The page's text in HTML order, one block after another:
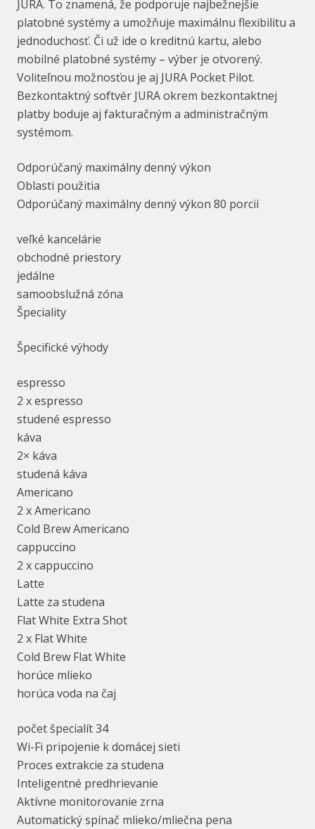
JURA. To znamená, že podporuje najbežnejšie
platobné systémy a umožňuje maximálnu flexibilitu a
jednoduchosť. Či už ide o kreditnú kartu, alebo
mobilné platobné systémy – výber je otvorený.
Voliteľnou možnosťou je aj JURA Pocket Pilot.
Bezkontaktný softvér JURA okrem bezkontaktnej
platby boduje aj fakturačným a administračným
systémom.
Odporúčaný maximálny denný výkon
Oblasti použitia
Odporúčaný maximálny denný výkon 80 porcií
veľké kancelárie
obchodné priestory
jedálne
samoobslužná zóna
Špeciality
Špecifické výhody
espresso
2 x espresso
studené espresso
káva
2× káva
studená káva
Americano
2 x Americano
Cold Brew Americano
cappuccino
2 x cappuccino
Latte
Latte za studena
Flat White Extra Shot
2 x Flat White
Cold Brew Flat White
horúce mlieko
horúca voda na čaj
počet špecialít 34
Wi-Fi pripojenie k domácej sieti
Proces extrakcie za studena
Inteligentné predhrievanie
Aktívne monitorovanie zrna
Automatický spínač mlieko/mliečna pena